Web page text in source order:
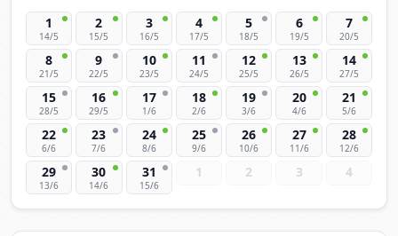
1
14/5
2
15/5
3
16/5
4
17/5
5
18/5
6
19/5
7
20/5
8
21/5
9
22/5
10
23/5
11
24/5
12
25/5
13
26/5
14
27/5
15
28/5
16
29/5
17
1/6
18
2/6
19
3/6
20
4/6
21
5/6
22
6/6
23
7/6
24
8/6
25
9/6
26
10/6
27
11/6
28
12/6
29
13/6
30
14/6
31
15/6
1 2 3 4